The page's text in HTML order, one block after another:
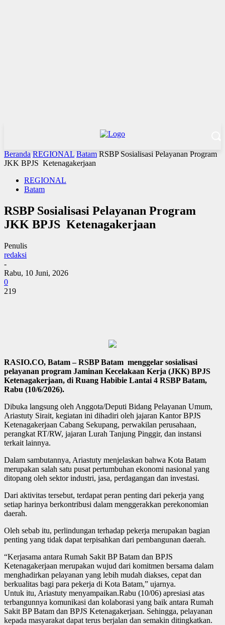
Beranda REGIONAL Batam RSBP Sosialisasi Pelayanan Program
JKK BPJS Ketenagakerjaan
REGIONAL
Batam
RSBP Sosialisasi Pelayanan Program
JKK BPJS Ketenagakerjaan
Penulis
redaksi
-
Rabu, 10 Juni, 2026
0
219
RASIO.CO, Batam – RSBP Batam menggelar sosialisasi
pelayanan program Jaminan Kecelakaan Kerja (JKK) BPJS
Ketenagakerjaan, di Ruang Habibie Lantai 4 RSBP Batam,
Rabu (10/6/2026).
Dibuka langsung oleh Anggota/Deputi Bidang Pelayanan Umum,
Ariastuty Sirait, kegiatan ini dihadiri oleh jajaran Kantor BPJS
Ketenagakerjaan Cabang Sekupang, perwakilan perusahaan,
perangkat RT/RW, jajaran Lurah Tanjung Pinggir, dan instansi
terkait lainnya.
Dalam sambutannya, Ariastuty menjelaskan bahwa Kota Batam
merupakan salah satu pusat pertumbuhan ekonomi nasional yang
ditopang oleh sektor industri, jasa, perdagangan dan investasi.
Dari aktivitas tersebut, terdapat peran penting dari pekerja yang
setiap harinya berkontribusi dalam menggerakkan perekonomian
daerah.
Oleh sebab itu, perlindungan terhadap pekerja merupakan bagian
penting yang tidak dapat terpisahkan dari pembangunan daerah.
“Kerjasama antara Rumah Sakit BP Batam dan BPJS
Ketenagakerjaan merupakan wujud dari komitmen bersama dalam
menghadirkan pelayanan yang lebih mudah diakses, cepat dan
berkualitas bagi para pekerja di Kota Batam,” ujarnya.
Untuk itu, Ariastuty menyampaikan.Rabu (10/06) apresiasi atas
terbangunnya komunikasi dan kolaborasi yang baik antara Rumah
Sakit BP Batam dan BPJS Ketenagakerjaan. Sehingga, pelayanan
kepada masyarakat dapat terus berjalan dan semakin ditingkatkan.